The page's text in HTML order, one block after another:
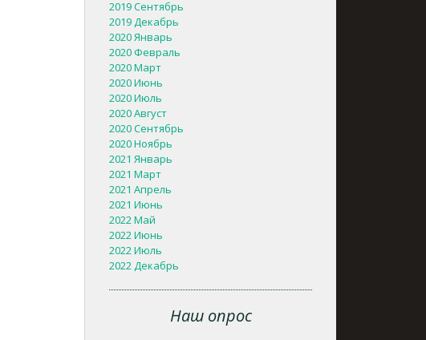
2019 Сентябрь
2019 Декабрь
2020 Январь
2020 Февраль
2020 Март
2020 Июнь
2020 Июль
2020 Август
2020 Сентябрь
2020 Ноябрь
2021 Январь
2021 Март
2021 Апрель
2021 Июнь
2022 Май
2022 Июнь
2022 Июль
2022 Декабрь
Наш опрос